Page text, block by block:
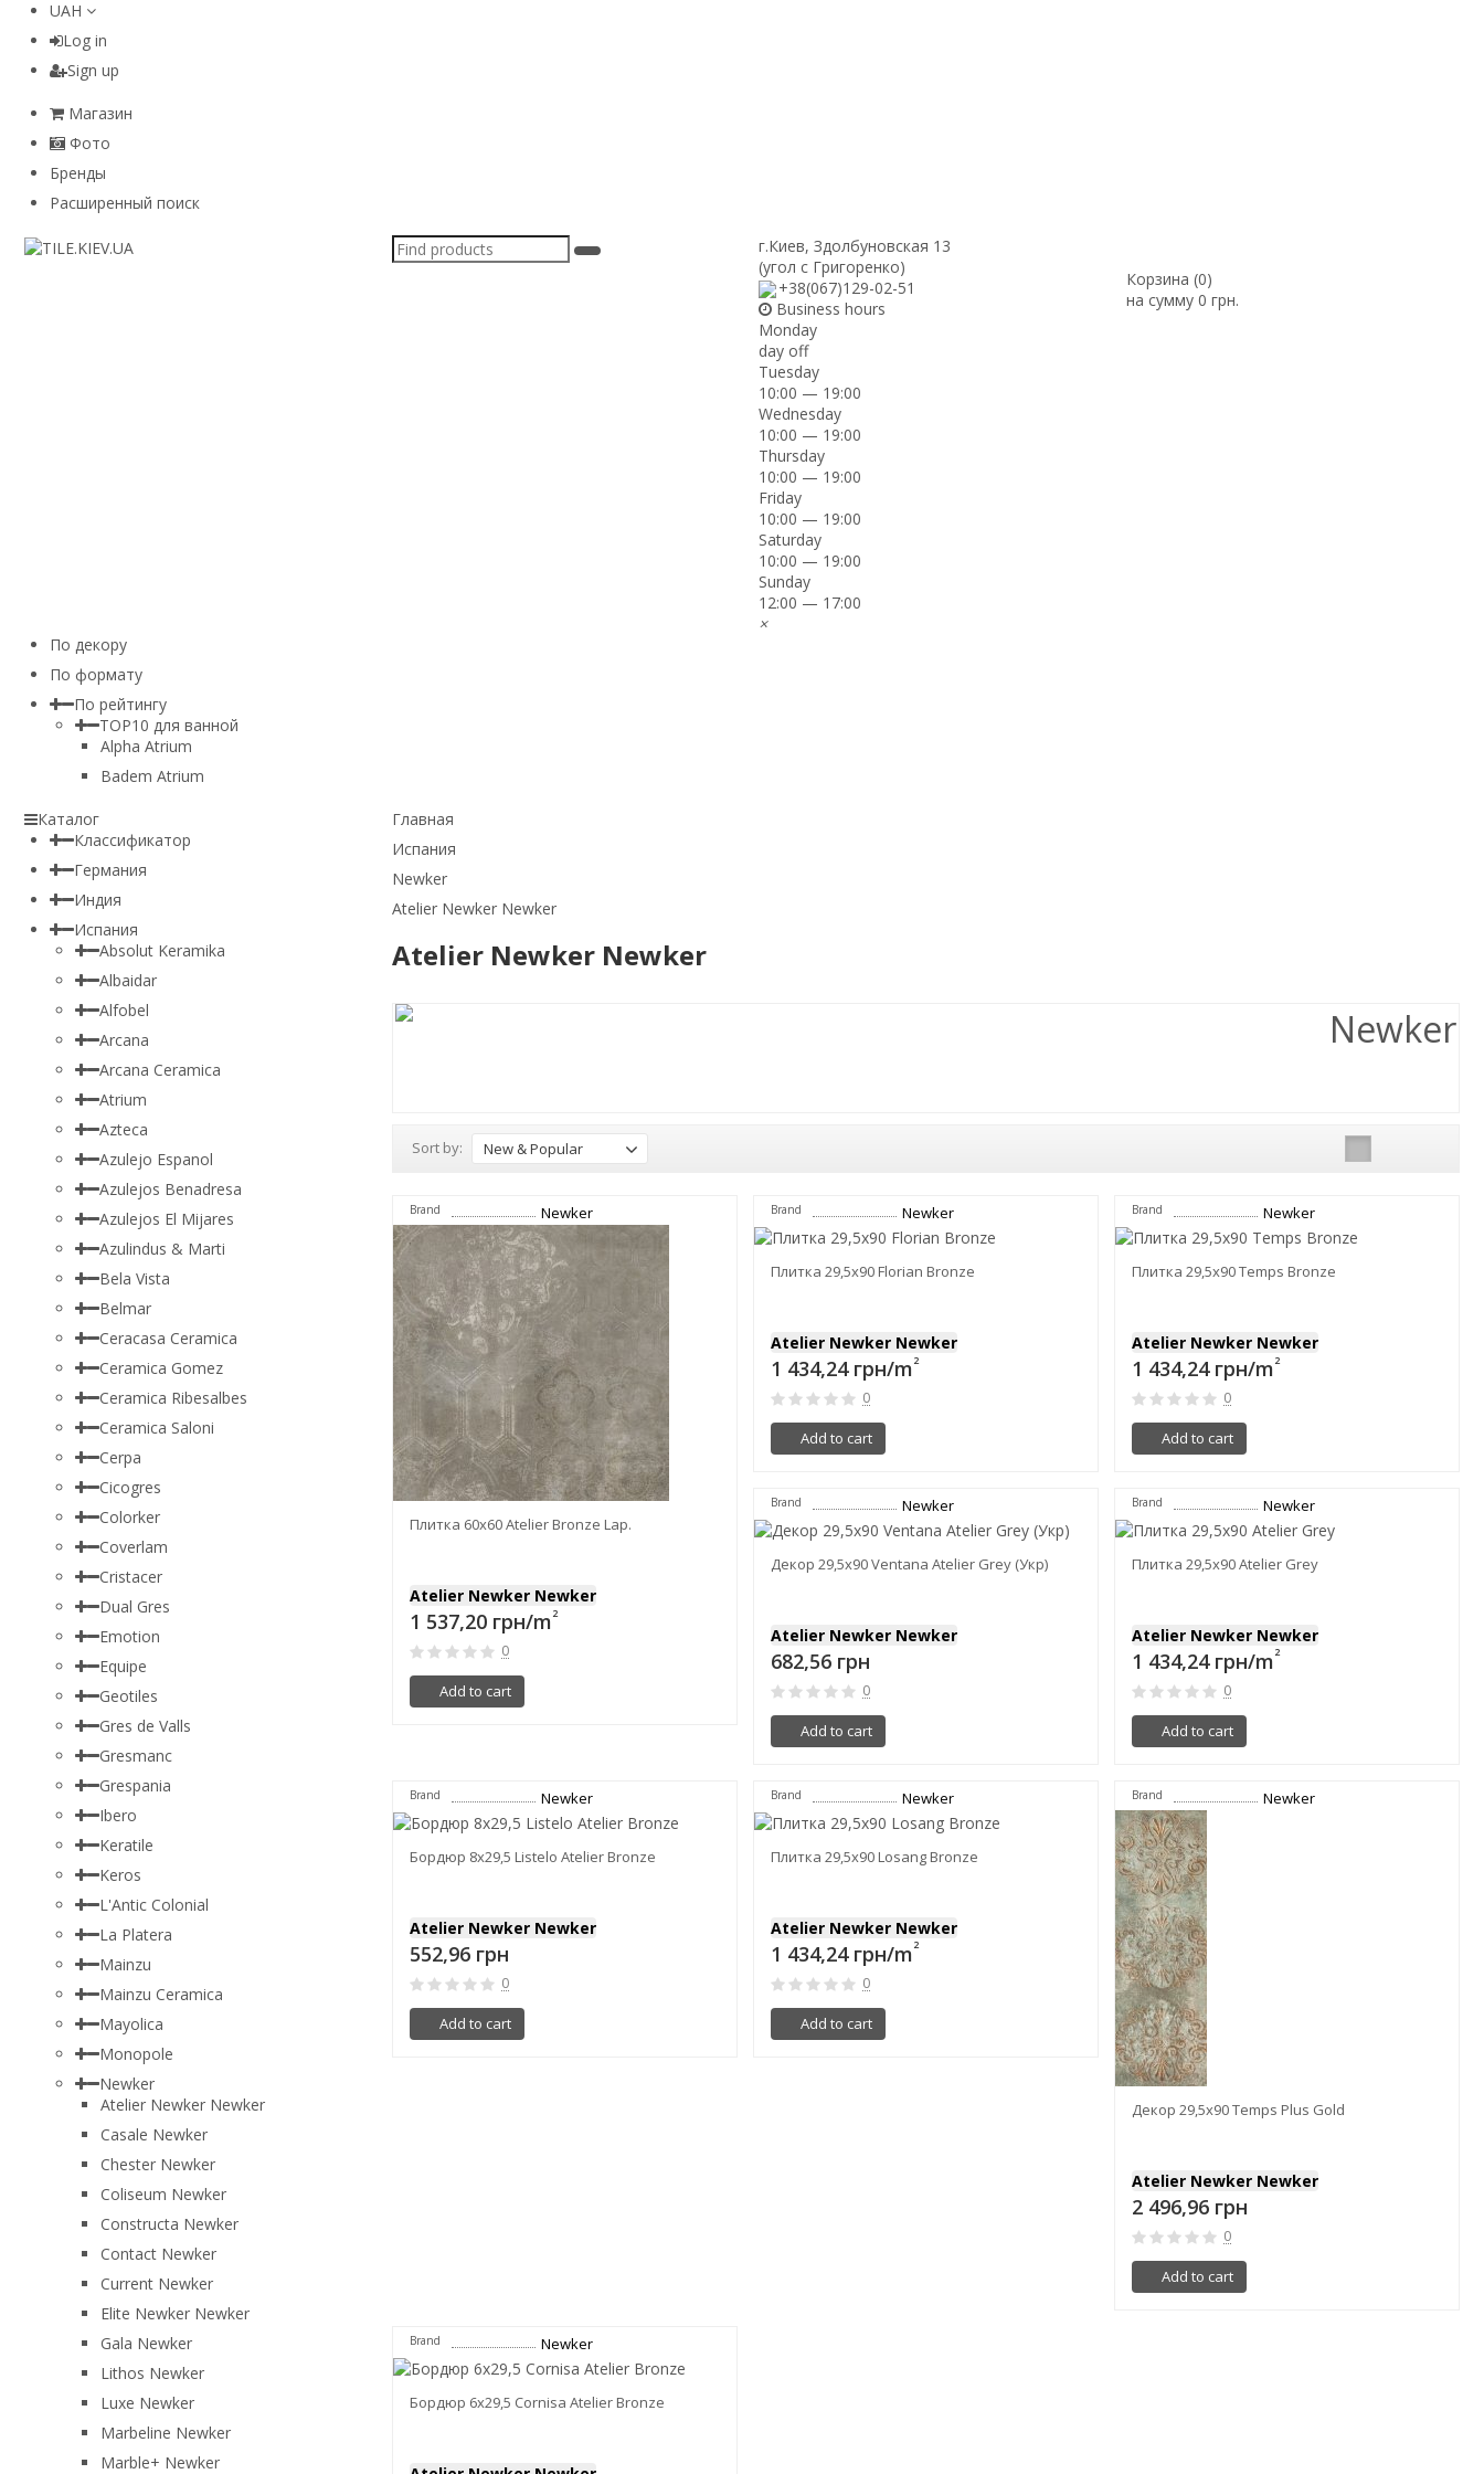
UAH
Log in
Sign up
Магазин
Фото
Бренды
Расширенный поиск
г.Киев, Здолбуновская 13
(угол с Григоренко)
+38(067)129-02-51
Business hours
Monday
day off
Tuesday
10:00 — 19:00
Wednesday
10:00 — 19:00
Thursday
10:00 — 19:00
Friday
10:00 — 19:00
Saturday
10:00 — 19:00
Sunday
12:00 — 17:00
×
Корзина (0)
на сумму 0 грн.
По декору
По формату
По рейтингу
TOP10 для ванной
Alpha Atrium
Badem Atrium
Главная
Испания
Newker
Atelier Newker Newker
Atelier Newker Newker
Newker
Sort by: New & Popular
Brand Newker
Плитка 60x60 Atelier Bronze Lap.
Atelier Newker Newker
1 537,20 грн/m2
0
Add to cart
Brand Newker
Плитка 29,5x90 Florian Bronze
Atelier Newker Newker
1 434,24 грн/m2
0
Add to cart
Brand Newker
Плитка 29,5x90 Temps Bronze
Atelier Newker Newker
1 434,24 грн/m2
0
Add to cart
Brand Newker
Декор 29,5x90 Ventana Atelier Grey (Укр)
Atelier Newker Newker
682,56 грн
0
Add to cart
Brand Newker
Плитка 29,5x90 Atelier Grey
Atelier Newker Newker
1 434,24 грн/m2
0
Add to cart
Brand Newker
Бордюр 8x29,5 Listelo Atelier Bronze
Atelier Newker Newker
552,96 грн
0
Add to cart
Brand Newker
Плитка 29,5x90 Losang Bronze
Atelier Newker Newker
1 434,24 грн/m2
0
Add to cart
Brand Newker
Декор 29,5x90 Temps Plus Gold
Atelier Newker Newker
2 496,96 грн
0
Add to cart
Brand Newker
Бордюр 6x29,5 Cornisa Atelier Bronze
Каталог
Классификатор
Германия
Индия
Испания
Absolut Keramika
Albaidar
Alfobel
Arcana
Arcana Ceramica
Atrium
Azteca
Azulejo Espanol
Azulejos Benadresa
Azulejos El Mijares
Azulindus & Marti
Bela Vista
Belmar
Ceracasa Ceramica
Ceramica Gomez
Ceramica Ribesalbes
Ceramica Saloni
Cerpa
Cicogres
Colorker
Coverlam
Cristacer
Dual Gres
Emotion
Equipe
Geotiles
Gres de Valls
Gresmanc
Grespania
Ibero
Keratile
Keros
L'Antic Colonial
La Platera
Mainzu
Mainzu Ceramica
Mayolica
Monopole
Newker
Atelier Newker Newker
Casale Newker
Chester Newker
Coliseum Newker
Constructa Newker
Contact Newker
Current Newker
Elite Newker Newker
Gala Newker
Lithos Newker
Luxe Newker
Marbeline Newker
Marble+ Newker